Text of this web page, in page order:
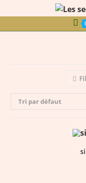
Tri par défaut